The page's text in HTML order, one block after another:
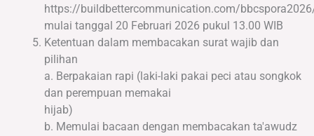
https://buildbettercommunication.com/
mulai tanggal 20 Februari 2026 pukul 13.00 WIB
Ketentuan dalam membacakan surat wajib dan
pilihan
a. Berpakaian rapi (laki-laki pakai peci atau songkok
dan perempuan memakai
hijab)
b. Memulai bacaan dengan membacakan ta'awudz